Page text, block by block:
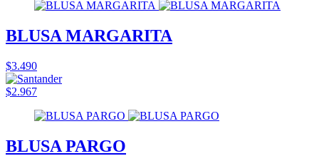
BLUSA MARGARITA
$3.490
$2.967
BLUSA PARGO